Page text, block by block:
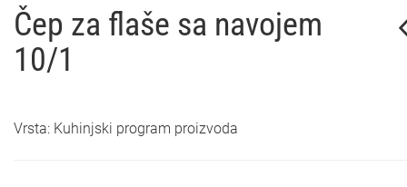
Čep za flaše sa navojem
10/1
Vrsta: Kuhinjski program proizvoda